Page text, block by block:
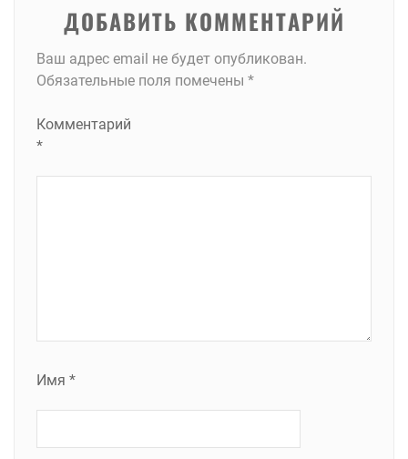
ДОБАВИТЬ КОММЕНТАРИЙ
Ваш адрес email не будет опубликован.
Обязательные поля помечены *
Комментарий
*
Имя *